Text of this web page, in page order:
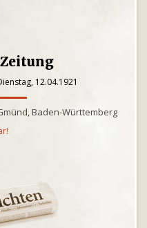
12.04.1921
Baden-Württemberg